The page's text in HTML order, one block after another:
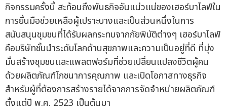
กิจกรรมครั้งนี้ สะท้อนถึงพันธกิจอันแน่วแน่ของเฮอร์บาไลฟ์ใน
การยื่นมือช่วยเหลือผู้เปราะบางและเป็นส่วนหนึ่งในการ
สนับสนุนชุมชนที่ได้รับผลกระทบจากภัยพิบัติต่างๆ เฮอร์บาไลฟ์
คือบริษัทชั้นนำระดับโลกด้านสุขภาพและความเป็นอยู่ที่ดี ที่มุ่ง
มั่นสร้างชุมชนและแพลตฟอร์มที่ช่วยเปลี่ยนแปลงชีวิตผู้คน
ด้วยผลิตภัณฑ์โภชนาการคุณภาพ และเปิดโอกาสทางธุรกิจ
สำหรับผู้ที่ต้องการสร้างรายได้จากการจัดจำหน่ายผลิตภัณฑ์
ตั้งแต่ปี พ.ศ. 2523 เป็นต้นมา